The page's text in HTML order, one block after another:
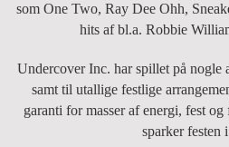
som One Two, Ray Dee Ohh,
hits af bl.a. Robbie
Undercover Inc. har spillet på nogle
samt til utallige festlige
garanti for masser af energi, fest
sparker festen